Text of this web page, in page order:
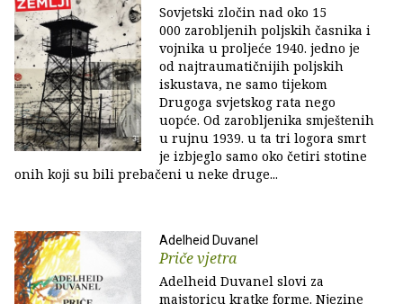
Sovjetski zločin nad oko 15
000 zarobljenih poljskih časnika i
vojnika u proljeće 1940. jedno je
od najtraumatičnijih poljskih
iskustava, ne samo tijekom
Drugoga svjetskog rata nego
uopće. Od zarobljenika smještenih
u rujnu 1939. u ta tri logora smrt
je izbjeglo samo oko četiri stotine
onih koji su bili prebačeni u neke druge...
Adelheid Duvanel
Priče vjetra
Adelheid Duvanel slovi za
majstoricu kratke forme. Njezine